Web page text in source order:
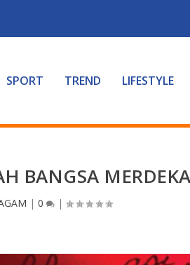
SPORT TREND LIFESTYLE
BANGSA MERDEKA
|0 |